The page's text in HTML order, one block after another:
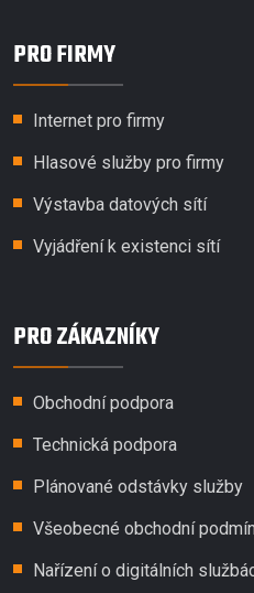
PRO FIRMY
Internet pro firmy
Hlasové služby pro firmy
Výstavba datových sítí
Vyjádření k existenci sítí
PRO ZÁKAZNÍKY
Obchodní podpora
Technická podpora
Plánované odstávky služby
Všeobecné obchodní
Nařízení o digitálních